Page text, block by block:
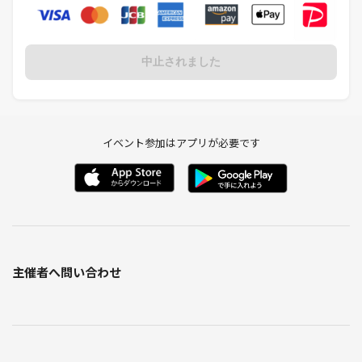
・自社商品の営業活動（自身で開催して下さい）
発見次第つなげーとに通報させて頂き
スイレン企画での雰囲気となります^ ^
中止されました
イベント参加はアプリが必要です
主催者へ問い合わせ